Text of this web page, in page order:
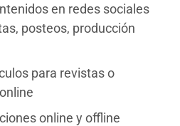
en redes sociales
posteos, producción
para revistas o
online y offline